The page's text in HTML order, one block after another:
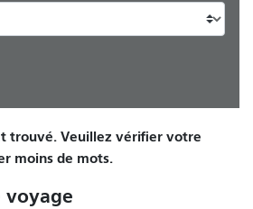
trouvé. Veuillez vérifier votre
moins de mots.
voyage